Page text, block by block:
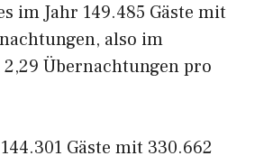
im Jahr 149.485 Gäste mit
also im
Übernachtungen pro
Gäste mit 330.662